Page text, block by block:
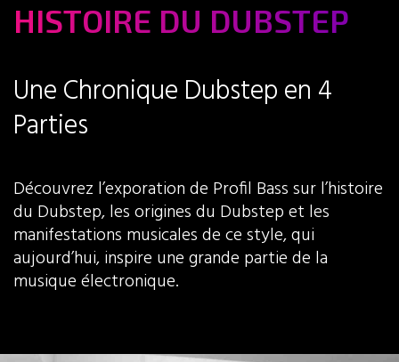
HISTOIRE DU DUBSTEP
Une Chronique Dubstep en 4
Parties
Découvrez l’exporation de Profil Bass sur l’histoire
du Dubstep, les origines du Dubstep et les
manifestations musicales de ce style, qui
aujourd’hui, inspire une grande partie de la
musique électronique.